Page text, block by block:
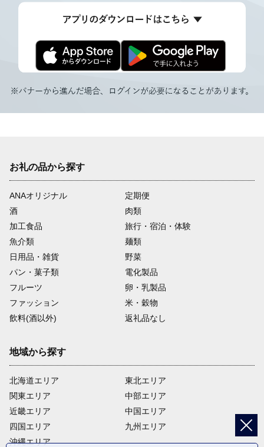
お礼の品から探す
ANAオリジナル
定期便
酒
肉類
加工食品
旅行・宿泊・体験
魚介類
麺類
日用品・雑貨
野菜
パン・菓子類
電化製品
フルーツ
卵・乳製品
ファッション
米・穀物
飲料(酒以外)
返礼品なし
地域から探す
北海道エリア
関東エリア
近畿エリア
四国エリア
沖縄エリア
東北エリア
中部エリア
中国エリア
九州エリア